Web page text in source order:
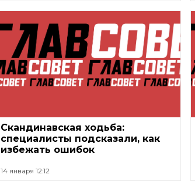
Скандинавская ходьба:
специалисты подсказали, как
избежать ошибок
14 января 12:12